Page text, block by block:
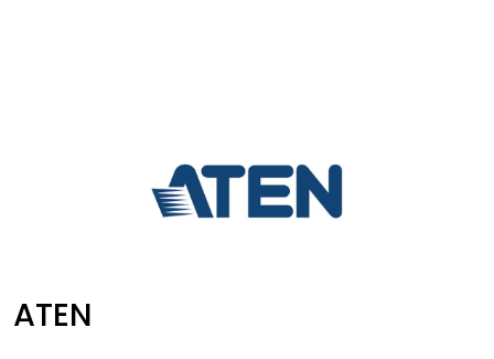
ATEN
VAREMERKER